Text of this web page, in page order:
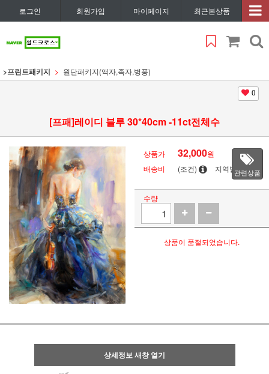
로그인 회원가입 마이페이지 최근본상품
>프린트패키지 원단패키지(액자,족자,병풍)
0
[프패]레이디 블루 30*40cm -11ct전체수
상품가 32,000원
배송비
(조건) 지역별관련상품
수량
상품이 품절되었습니다.
상세정보 새창 열기